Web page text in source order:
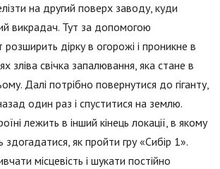
на другий поверх заводу, куди
викрадач. Тут за допомогою
розширить дірку в огорожі і проникне в
зліва свічка запалювання, яка стане в
Далі потрібно повернутися до гіганту,
один раз і спуститися на землю.
лежить в інший кінець локації, в якому
здогадатися, як пройти гру «Сибір 1».
місцевість і шукати постійно